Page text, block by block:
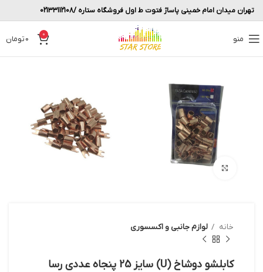
تهران میدان امام خمینی پاساژ فتوت ط اول فروشگاه ستاره /02133112108
منو 0
0تومان
بزرگنمایی تصویر
خانه لوازم جانبی و اکسسوری
کابلشو دوشاخ (U) سایز 25 پنجاه عددی رسا